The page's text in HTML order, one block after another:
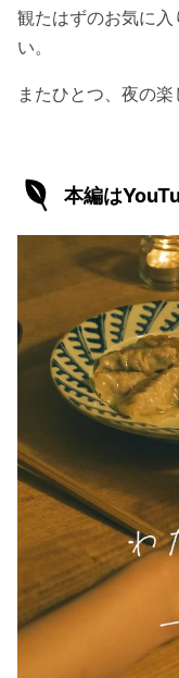
観たはずのお気に
い。
またひとつ、夜の
本編は